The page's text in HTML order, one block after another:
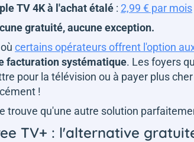
TV 4K à l'achat étalé : 2,99 € par mois
gratuité, aucune exception.
certains opérateurs offrent l'option
facturation systématique. Les foyers
pour la télévision ou à payer plus
!
trouve qu'une autre solution
TV+ : l'alternative